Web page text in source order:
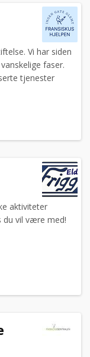
Vi har siden
faser.
tjenester
Vårt arbeid
aktiviteter
du vil være med!